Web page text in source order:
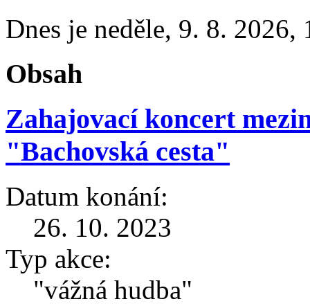
Dnes je neděle, 9. 8. 2026,
Obsah
Zahajovací koncert
"Bachovská cesta"
Datum konání:
26. 10. 2023
Typ akce:
"vážná hudba"